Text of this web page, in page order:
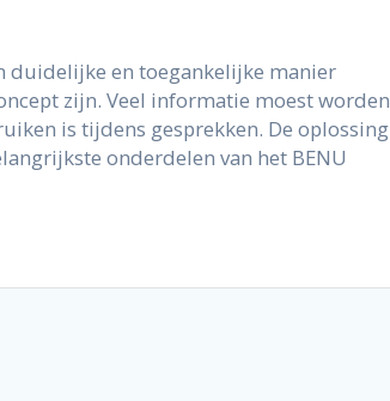
duidelijke en toegankelijke manier
zijn. Veel informatie moest worden
is tijdens gesprekken. De oplossing
onderdelen van het BENU